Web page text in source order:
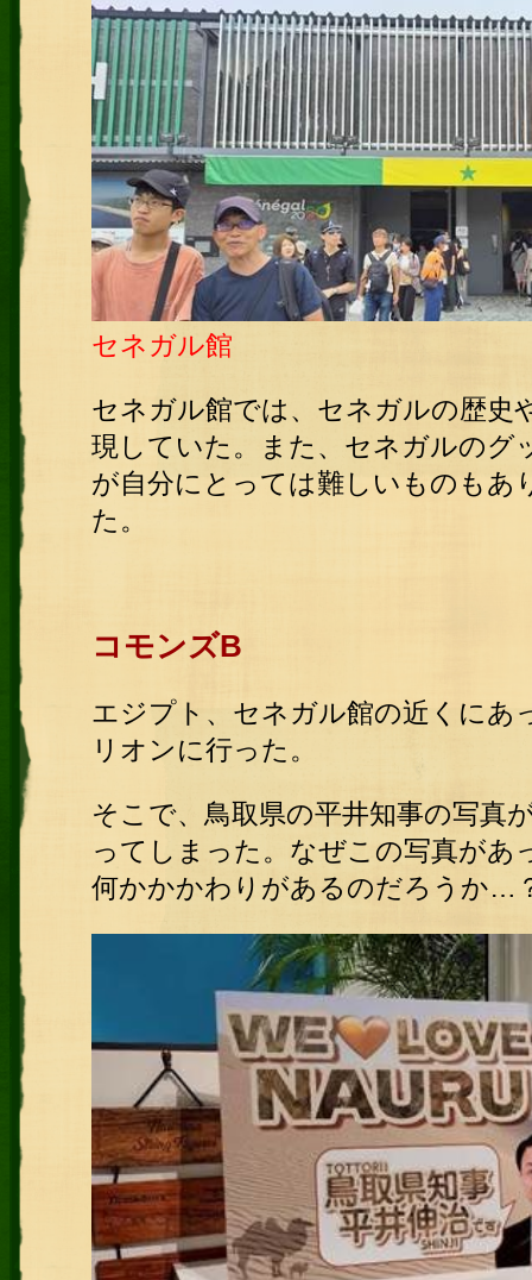
セネガル館
セネガル館では、セネガルの歴史
現していた。また、セネガルのグ
が自分にとっては難しいものもあ
た。
コモンズB
エジプト、セネガル館の近くにあ
リオンに行った。
そこで、鳥取県の平井知事の写真
ってしまった。なぜこの写真があ
何かかかわりがあるのだろうか…